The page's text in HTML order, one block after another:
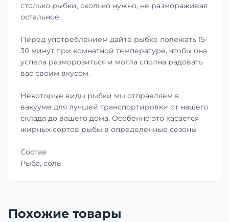
столько рыбки, сколько нужно, не размораживая
остальное.
Перед употреблением дайте рыбке полежать 15-
30 минут при комнатной температуре, чтобы она
успела разморозиться и могла сполна радовать
вас своим вкусом.
Некоторые виды рыбки мы отправляем в
вакууме для лучшей транспортировки от нашего
склада до вашего дома. Особенно это касается
жирных сортов рыбы в определенные сезоны
Состав
Рыба, соль
Похожие товары